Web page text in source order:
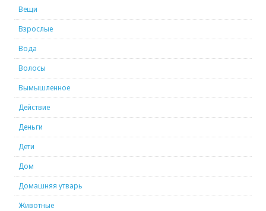
Вещи
Взрослые
Вода
Волосы
Вымышленное
Действие
Деньги
Дети
Дом
Домашняя утварь
Животные